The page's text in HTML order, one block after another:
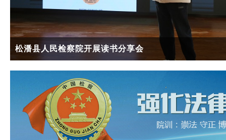
松潘县人民检察院与西南民族大学法学院刑法